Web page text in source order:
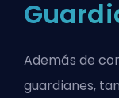
Además de
guardianes,